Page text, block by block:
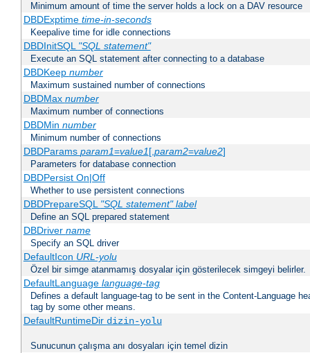
Minimum amount of time the server holds a lock on a DAV resource
DBDExptime time-in-seconds
Keepalive time for idle connections
DBDInitSQL "SQL statement"
Execute an SQL statement after connecting to a database
DBDKeep number
Maximum sustained number of connections
DBDMax number
Maximum number of connections
DBDMin number
Minimum number of connections
DBDParams param1=value1[,param2=value2]
Parameters for database connection
DBDPersist On|Off
Whether to use persistent connections
DBDPrepareSQL "SQL statement" label
Define an SQL prepared statement
DBDriver name
Specify an SQL driver
DefaultIcon URL-yolu
Özel bir simge atanmamış dosyalar için gösterilecek simgeyi belirler.
DefaultLanguage language-tag
Defines a default language-tag to be sent in the Content-Language
tag by some other means.
DefaultRuntimeDir dizin-yolu
Sunucunun çalışma anı dosyaları için temel dizin